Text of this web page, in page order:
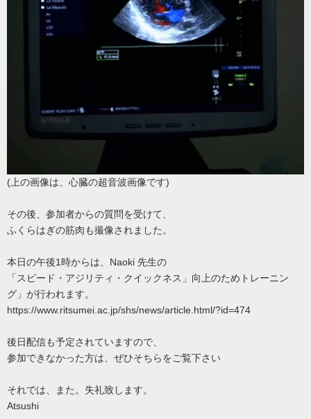
(上の画像は、心臓の超音波画像です)
その後、参加者からの質問を受けて、
ふくらはぎの筋肉も撮像されました。
本日の午後1時からは、Naoki 先生の
「スピード・アジリティ・クイックネス」向上のためトレーニン
グ」が行われます。
https://www.ritsumei.ac.jp/shs/news/article.html/?id=474
後日配信も予定されていますので、
参加できなかった方は、ぜひそちらをご覧下さい
それでは、また。失礼致します。
Atsushi